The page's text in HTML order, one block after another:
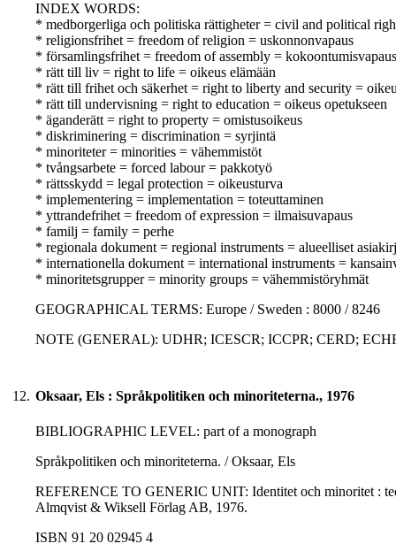
INDEX WORDS:
* medborgerliga och politiska rättigheter = civil and political
* religionsfrihet = freedom of religion = uskonnonvapaus
* församlingsfrihet = freedom of assembly = kokoontumisvapaus
* rätt till liv = right to life = oikeus elämään
* rätt till frihet och säkerhet = right to liberty and security =
* rätt till undervisning = right to education = oikeus opetukseen
* äganderätt = right to property = omistusoikeus
* diskriminering = discrimination = syrjintä
* minoriteter = minorities = vähemmistöt
* tvångsarbete = forced labour = pakkotyö
* rättsskydd = legal protection = oikeusturva
* implementering = implementation = toteuttaminen
* yttrandefrihet = freedom of expression = ilmaisuvapaus
* familj = family = perhe
* regionala dokument = regional instruments = alueelliset
* internationella dokument = international instruments =
* minoritetsgrupper = minority groups = vähemmistöryhmät
GEOGRAPHICAL TERMS: Europe / Sweden : 8000 / 8246
NOTE (GENERAL): UDHR; ICESCR; ICCPR; CERD;
12. Oksaar, Els : Språkpolitiken och minoriteterna., 1976
BIBLIOGRAPHIC LEVEL: part of a monograph
Språkpolitiken och minoriteterna. / Oksaar, Els
REFERENCE TO GENERIC UNIT: Identitet och minoritet :
Almqvist & Wiksell Förlag AB, 1976.
ISBN 91 20 02945 4